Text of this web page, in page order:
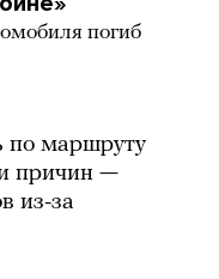
погиб
по маршруту
причин —
из-за